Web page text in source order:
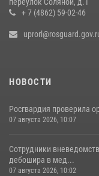
переулок Соляной, д.1
+ 7 (4862) 59-02-46
НОВОСТИ
Росгвардия проверила
07 августа 2026, 10:07
Сотрудники
дебошира в мед...
07 августа 2026, 10:02